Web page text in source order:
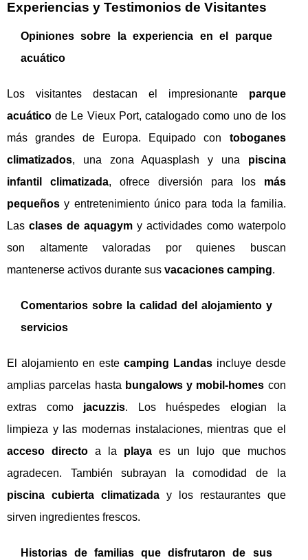
Experiencias y Testimonios de Visitantes
Opiniones sobre la experiencia en el parque
acuático
Los visitantes destacan el impresionante parque
acuático de Le Vieux Port, catalogado como uno de los
más grandes de Europa. Equipado con toboganes
climatizados, una zona Aquasplash y una piscina
infantil climatizada, ofrece diversión para los más
pequeños y entretenimiento único para toda la familia.
Lasclases de aquagym y actividades como waterpolo
son altamente valoradas por quienes buscan
mantenerse activos durante sus vacaciones camping.
Comentarios sobre la calidad del alojamiento y
servicios
El alojamiento en este camping Landasincluye desde
amplias parcelas hasta bungalows y mobil-homes con
extras como jacuzzis. Los huéspedes elogian la
limpieza y las modernas instalaciones, mientras que el
acceso directo a la playa es un lujo que muchos
agradecen. También subrayan la comodidad de la
piscina cubierta climatizaday los restaurantes que
sirven ingredientes frescos.
Historias de familias que disfrutaron de sus